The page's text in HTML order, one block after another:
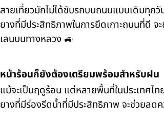
สายเที่ยวมักไม่ได้ขับรถบนถนนแบบเดิมทุกวั
ยางที่มีประสิทธิภาพในการยึดเกาะถนนที่ดี
เลนบนทางหลวง 🚙
หน้าร้อนก็ยังต้องเตรียมพร้อมสำหรับฝน
แม้จะเป็นฤดูร้อน แต่หลายพื้นที่ในประเทศไ
ยางที่มีร่องรีดน้ำที่มีประสิทธิภาพ จะช่วยลด